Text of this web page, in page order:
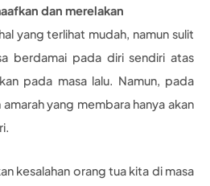
dan merelakan
yang terlihat mudah, namun sulit
berdamai pada diri sendiri atas
pada masa lalu. Namun, pada
yang membara hanya akan
kesalahan orang tua kita di masa